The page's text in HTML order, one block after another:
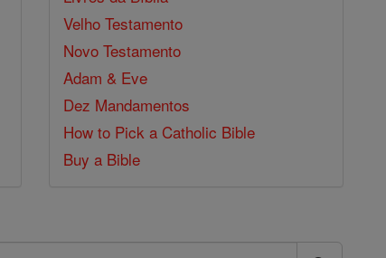
Velho Testamento
Novo Testamento
Adam & Eve
Dez Mandamentos
How to Pick a Catholic Bible
Buy a Bible